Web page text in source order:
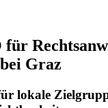
für
Graz
lokale